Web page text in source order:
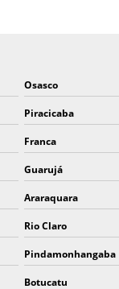
MANGOTE EPI
MANGOTE FIO
MANGOTE FIO
MANGOTE
MANGOTE
MANGOTES DE
PROTEÇÃO
EQUIPAMENTOS
Osasco
Piracicaba
Franca
Guarujá
Araraquara
Rio Claro
Pindamonhangaba
Botucatu